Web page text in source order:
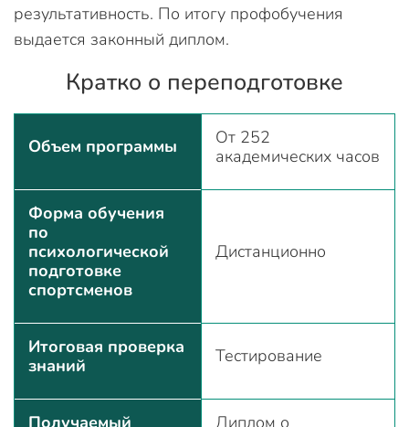
результативность. По итогу профобучения
выдается законный диплом.
Кратко о переподготовке
Объем программы
От 252
академических часов
Форма обучения
по
психологической
подготовке
спортсменов
Дистанционно
Итоговая проверка
знаний
Тестирование
Получаемый Диплом о